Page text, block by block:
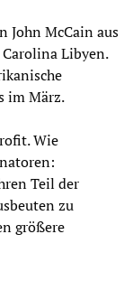
John McCain aus
Libyen.
im März.
Wie
Teil der
zu
größere